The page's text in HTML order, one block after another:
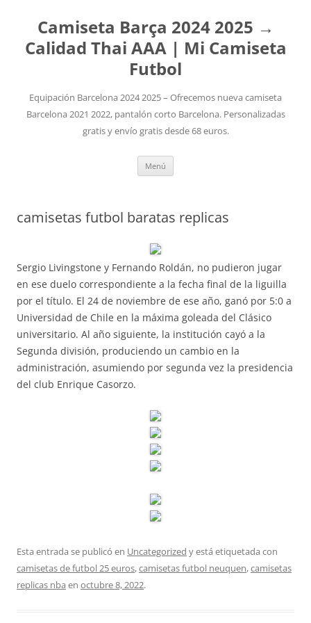
Camiseta Barça 2024 2025 →
Calidad Thai AAA | Mi Camiseta
Futbol
Equipación Barcelona 2024 2025 – Ofrecemos nueva camiseta
Barcelona 2021 2022, pantalón corto Barcelona. Personalizadas
gratis y envío gratis desde 68 euros.
Menú
camisetas futbol baratas replicas
Sergio Livingstone y Fernando Roldán, no pudieron jugar
en ese duelo correspondiente a la fecha final de la liguilla
por el título. El 24 de noviembre de ese año, ganó por 5:0 a
Universidad de Chile en la máxima goleada del Clásico
universitario. Al año siguiente, la institución cayó a la
Segunda división, produciendo un cambio en la
administración, asumiendo por segunda vez la presidencia
del club Enrique Casorzo.
Esta entrada se publicó en Uncategorized y está etiquetada con
camisetas de futbol 25 euros,camisetas futbol neuquen,camisetas
replicas nba en octubre 8, 2022.